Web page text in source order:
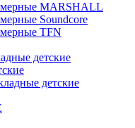
MARSHALL
Soundcore
TFN
детские
детские